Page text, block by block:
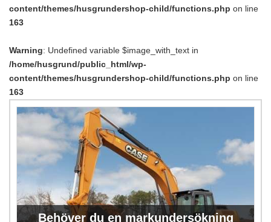
content/themes/husgrundershop-child/functions.php on line
163
Warning: Undefined variable $image_with_text in
/home/husgrund/public_html/wp-
content/themes/husgrundershop-child/functions.php on line
163
Behöver du en markundersökning